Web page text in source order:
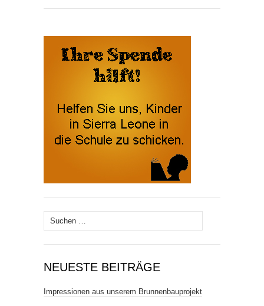
Suchen
nach:
NEUESTE BEITRÄGE
Impressionen aus unserem Brunnenbauprojekt